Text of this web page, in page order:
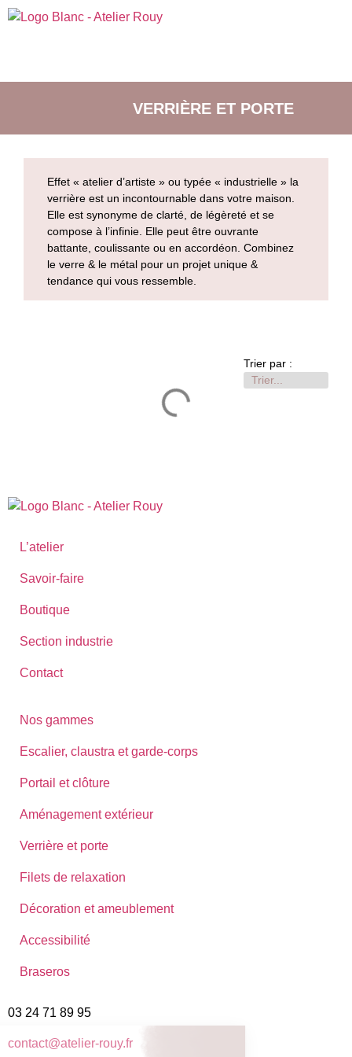
VERRIÈRE ET PORTE
Effet « atelier d’artiste » ou typée « industrielle » la
verrière est un incontournable dans votre maison.
Elle est synonyme de clarté, de légèreté et se
compose à l’infinie. Elle peut être ouvrante
battante, coulissante ou en accordéon. Combinez
le verre & le métal pour un projet unique &
tendance qui vous ressemble.
Trier par :
L’atelier
Savoir-faire
Boutique
Section industrie
Contact
Nos gammes
Escalier, claustra et garde-corps
Portail et clôture
Aménagement extérieur
Verrière et porte
Filets de relaxation
Décoration et ameublement
Accessibilité
Braseros
03 24 71 89 95
contact@atelier-rouy.fr